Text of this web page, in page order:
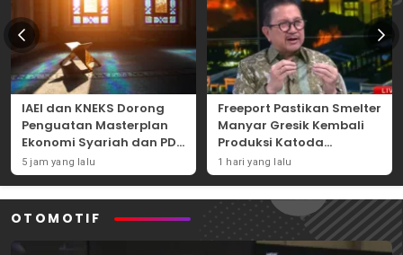
IAEI dan KNEKS Dorong
Penguatan Masterplan
Ekonomi Syariah dan PDB
Syariah Indonesia
5 jam yang lalu
Freeport Pastikan Smelter
Manyar Gresik Kembali
Produksi Katoda
Tembaga Mulai
September 2026
1 hari yang lalu
OTOMOTIF